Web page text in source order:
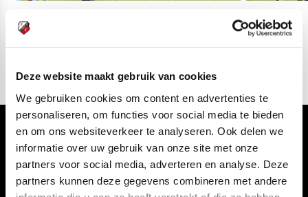
Deze website maakt gebruik van cookies
We gebruiken cookies om content en advertenties te
personaliseren, om functies voor social media te bieden
en om ons websiteverkeer te analyseren. Ook delen we
informatie over uw gebruik van onze site met onze
partners voor social media, adverteren en analyse. Deze
partners kunnen deze gegevens combineren met andere
28
Volg ons ook via